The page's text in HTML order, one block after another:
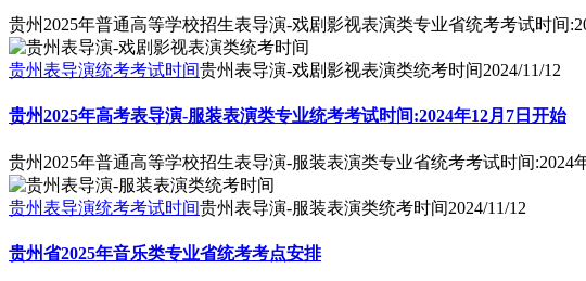
贵州2025年普通高等学校招生表导演-戏剧影视表演类专业省统考考试时间
贵州表导演统考考试时间贵州表导演-戏剧影视表演类统考时间2024/11/12
贵州2025年高考表导演-服装表演类专业统考考试时间:2024年12月7日开始
贵州2025年普通高等学校招生表导演-服装表演类专业省统考考试时间:2024
贵州表导演统考考试时间贵州表导演-服装表演类统考时间2024/11/12
贵州省2025年音乐类专业省统考考点安排